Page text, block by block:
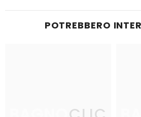
POTREBBERO